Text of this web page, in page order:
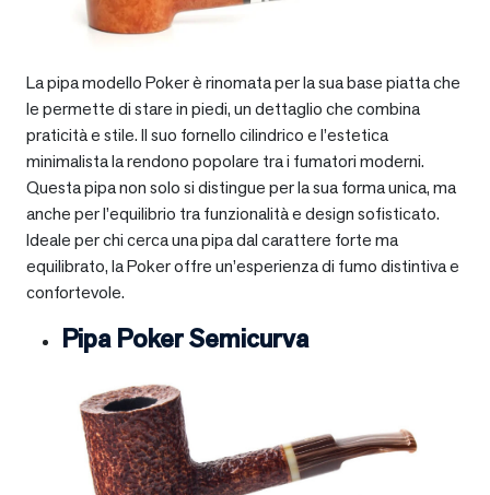
La pipa modello Poker è rinomata per la sua base piatta che
le permette di stare in piedi, un dettaglio che combina
praticità e stile. Il suo fornello cilindrico e l’estetica
minimalista la rendono popolare tra i fumatori moderni.
Questa pipa non solo si distingue per la sua forma unica, ma
anche per l’equilibrio tra funzionalità e design sofisticato.
Ideale per chi cerca una pipa dal carattere forte ma
equilibrato, la Poker offre un’esperienza di fumo distintiva e
confortevole.
Pipa Poker Semicurva